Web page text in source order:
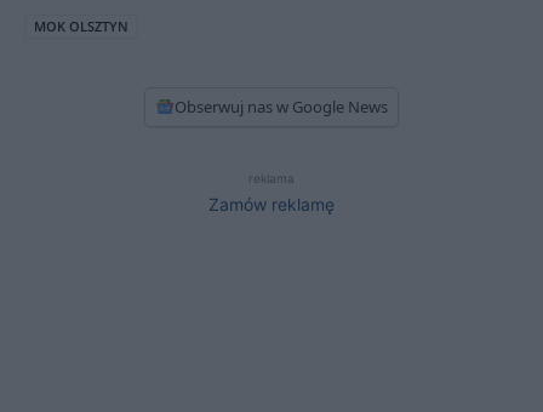
MOK OLSZTYN
Obserwuj nas w Google News
reklama
Zamów reklamę